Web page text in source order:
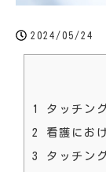
2024/05/24
1
タッチン
2
看護にお
3
タッチン